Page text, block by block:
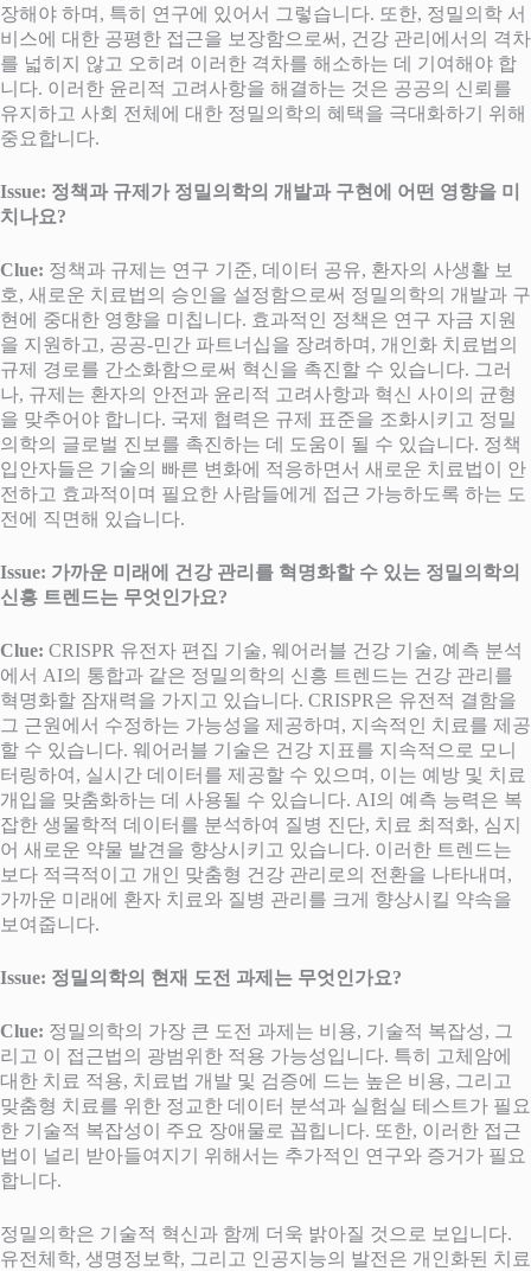
장해야 하며, 특히 연구에 있어서 그렇습니다. 또한, 정밀의학 서
비스에 대한 공평한 접근을 보장함으로써, 건강 관리에서의 격차
를 넓히지 않고 오히려 이러한 격차를 해소하는 데 기여해야 합
니다. 이러한 윤리적 고려사항을 해결하는 것은 공공의 신뢰를
유지하고 사회 전체에 대한 정밀의학의 혜택을 극대화하기 위해
중요합니다.
Issue: 정책과 규제가 정밀의학의 개발과 구현에 어떤 영향을 미
치나요?
Clue: 정책과 규제는 연구 기준, 데이터 공유, 환자의 사생활 보
호, 새로운 치료법의 승인을 설정함으로써 정밀의학의 개발과 구
현에 중대한 영향을 미칩니다. 효과적인 정책은 연구 자금 지원
을 지원하고, 공공-민간 파트너십을 장려하며, 개인화 치료법의
규제 경로를 간소화함으로써 혁신을 촉진할 수 있습니다. 그러
나, 규제는 환자의 안전과 윤리적 고려사항과 혁신 사이의 균형
을 맞추어야 합니다. 국제 협력은 규제 표준을 조화시키고 정밀
의학의 글로벌 진보를 촉진하는 데 도움이 될 수 있습니다. 정책
입안자들은 기술의 빠른 변화에 적응하면서 새로운 치료법이 안
전하고 효과적이며 필요한 사람들에게 접근 가능하도록 하는 도
전에 직면해 있습니다.
Issue: 가까운 미래에 건강 관리를 혁명화할 수 있는 정밀의학의
신흥 트렌드는 무엇인가요?
Clue: CRISPR 유전자 편집 기술, 웨어러블 건강 기술, 예측 분석
에서 AI의 통합과 같은 정밀의학의 신흥 트렌드는 건강 관리를
혁명화할 잠재력을 가지고 있습니다. CRISPR은 유전적 결함을
그 근원에서 수정하는 가능성을 제공하며, 지속적인 치료를 제공
할 수 있습니다. 웨어러블 기술은 건강 지표를 지속적으로 모니
터링하여, 실시간 데이터를 제공할 수 있으며, 이는 예방 및 치료
개입을 맞춤화하는 데 사용될 수 있습니다. AI의 예측 능력은 복
잡한 생물학적 데이터를 분석하여 질병 진단, 치료 최적화, 심지
어 새로운 약물 발견을 향상시키고 있습니다. 이러한 트렌드는
보다 적극적이고 개인 맞춤형 건강 관리로의 전환을 나타내며,
가까운 미래에 환자 치료와 질병 관리를 크게 향상시킬 약속을
보여줍니다.
Issue: 정밀의학의 현재 도전 과제는 무엇인가요?
Clue: 정밀의학의 가장 큰 도전 과제는 비용, 기술적 복잡성, 그
리고 이 접근법의 광범위한 적용 가능성입니다. 특히 고체암에
대한 치료 적용, 치료법 개발 및 검증에 드는 높은 비용, 그리고
맞춤형 치료를 위한 정교한 데이터 분석과 실험실 테스트가 필요
한 기술적 복잡성이 주요 장애물로 꼽힙니다. 또한, 이러한 접근
법이 널리 받아들여지기 위해서는 추가적인 연구와 증거가 필요
합니다.
정밀의학은 기술적 혁신과 함께 더욱 밝아질 것으로 보입니다.
유전체학, 생명정보학, 그리고 인공지능의 발전은 개인화된 치료